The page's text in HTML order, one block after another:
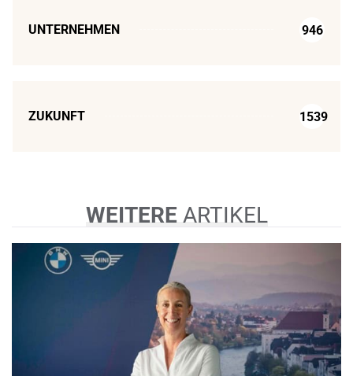
UNTERNEHMEN 946
ZUKUNFT 1539
WEITEREARTIKEL